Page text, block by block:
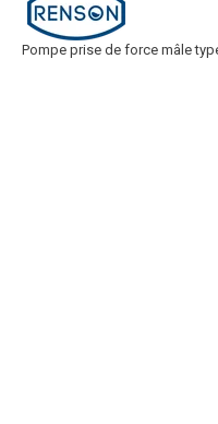
Pompe prise de force mâle